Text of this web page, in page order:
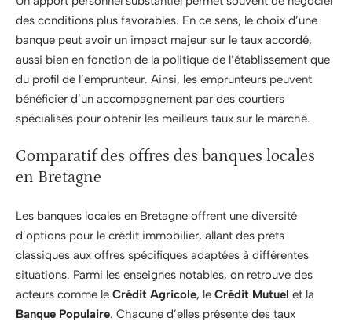
des conditions plus favorables. En ce sens, le choix d’une
banque peut avoir un impact majeur sur le taux accordé,
aussi bien en fonction de la politique de l’établissement que
du profil de l’emprunteur. Ainsi, les emprunteurs peuvent
bénéficier d’un accompagnement par des courtiers
spécialisés pour obtenir les meilleurs taux sur le marché.
Comparatif des offres des banques locales
en Bretagne
Les banques locales en Bretagne offrent une diversité
d’options pour le crédit immobilier, allant des prêts
classiques aux offres spécifiques adaptées à différentes
situations. Parmi les enseignes notables, on retrouve des
acteurs comme le Crédit Agricole, le Crédit Mutuel et la
Banque Populaire. Chacune d’elles présente des taux